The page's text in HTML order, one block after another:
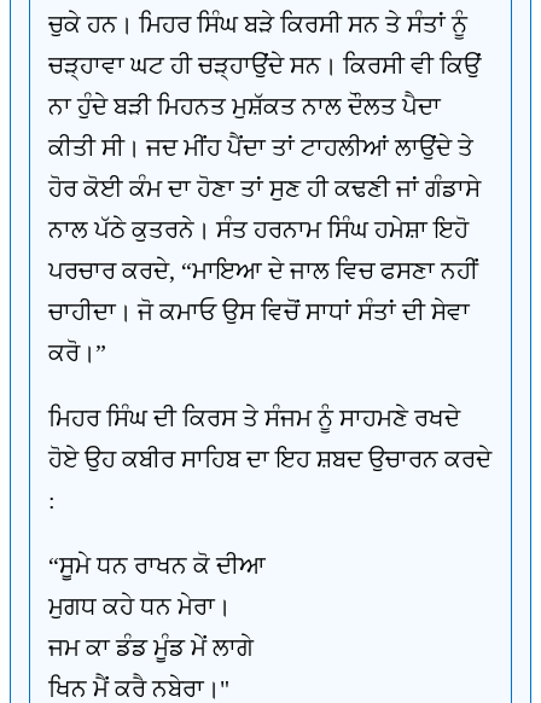
ਚੁਕੇ ਹਨ। ਮਿਹਰ ਸਿੰਘ ਬੜੇ ਕਿਰਸੀ ਸਨ ਤੇ ਸੰਤਾਂ ਨੂੰ
ਚੜ੍ਹਾਵਾ ਘਟ ਹੀ ਚੜ੍ਹਾਉਂਦੇ ਸਨ। ਕਿਰਸੀ ਵੀ ਕਿਉਂ
ਨਾ ਹੁੰਦੇ ਬੜੀ ਮਿਹਨਤ ਮੁਸ਼ੱਕਤ ਨਾਲ ਦੌਲਤ ਪੈਦਾ
ਕੀਤੀ ਸੀ। ਜਦ ਮੀਂਹ ਪੈਂਦਾ ਤਾਂ ਟਾਹਲੀਆਂ ਲਾਉਂਦੇ ਤੇ
ਹੋਰ ਕੋਈ ਕੰਮ ਦਾ ਹੋਣਾ ਤਾਂ ਸੁਣ ਹੀ ਕਢਣੀ ਜਾਂ ਗੰਡਾਸੇ
ਨਾਲ ਪੱਠੇ ਕੁਤਰਨੇ। ਸੰਤ ਹਰਨਾਮ ਸਿੰਘ ਹਮੇਸ਼ਾ ਇਹੋ
ਪਰਚਾਰ ਕਰਦੇ, “ਮਾਇਆ ਦੇ ਜਾਲ ਵਿਚ ਫਸਣਾ ਨਹੀਂ
ਚਾਹੀਦਾ। ਜੋ ਕਮਾਓ ਉਸ ਵਿਚੋਂ ਸਾਧਾਂ ਸੰਤਾਂ ਦੀ ਸੇਵਾ
ਕਰੋ।”
ਮਿਹਰ ਸਿੰਘ ਦੀ ਕਿਰਸ ਤੇ ਸੰਜਮ ਨੂੰ ਸਾਹਮਣੇ ਰਖਦੇ
ਹੋਏ ਉਹ ਕਬੀਰ ਸਾਹਿਬ ਦਾ ਇਹ ਸ਼ਬਦ ਉਚਾਰਨ ਕਰਦੇ
:
“ਸੂਮੇ ਧਨ ਰਾਖਨ ਕੋ ਦੀਆ
ਮੁਗਧ ਕਹੇ ਧਨ ਮੇਰਾ।
ਜਮ ਕਾ ਡੰਡ ਮੂੰਡ ਮੇਂ ਲਾਗੇ
ਖਿਨ ਮੈਂ ਕਰੈ ਨਬੇਰਾ।"